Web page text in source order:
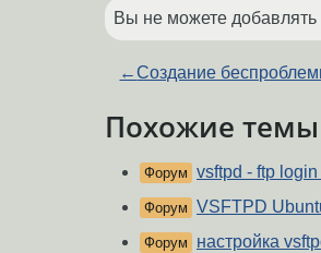
Вы не можете
←Создание
Похожие темы
Форум vsftpd - ftp
Форум VSFTPD
Форум настройка